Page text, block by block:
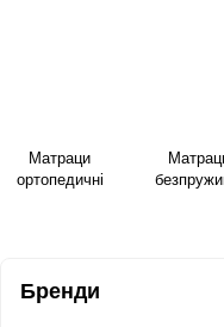
Матраци
ортопедичні
Бренди